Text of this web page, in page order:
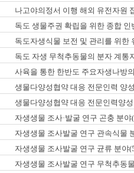
나고야의정서 이행 해외 유전자원
독도 생물주권 확립을 위한 종합
독도자생식물 보전 및 관리를 위한
독도 자생 무척추동물의 분자 계통
사육을 통한 한반도 주요자생나방
생물다양성협약 대응 전문인력 양
생물다양성협약 대응 전문인력양
자생생물 조사·발굴 연구 곤충 분
자생생물 조사발굴 연구 관속식물
자생생물 조사발굴 연구 균류 분야
자생생물 조사발굴 연구 무척추동